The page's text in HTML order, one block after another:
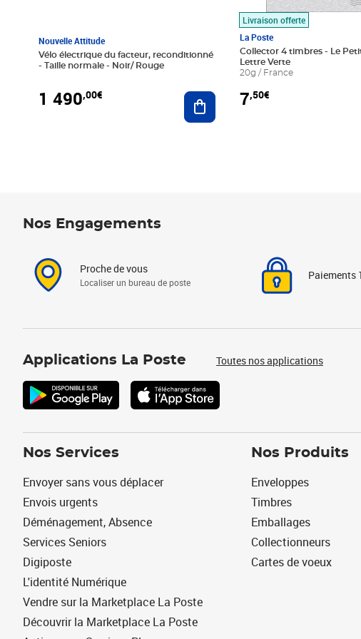
Nouvelle Attitude
Vélo électrique du facteur, reconditionné
- Taille normale - Noir/ Rouge
1 490,00€ Ajouter au panier
Livraison offerte
La Poste
Collector 4 timbres - Le
Lettre Verte
20g / France
7,50€
Nos Engagements
Proche de vous
Localiser un bureau de poste
Paiements
Applications La Poste Toutes nos applications
Nos Services
Envoyer sans vous déplacer
Envois urgents
Déménagement, Absence
Services Seniors
Digiposte
L'identité Numérique
Vendre sur la Marketplace La Poste
Découvrir la Marketplace La Poste
Nos Produits
Enveloppes
Timbres
Emballages
Collectionneurs
Cartes de voeux